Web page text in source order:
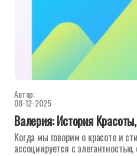
Автор:
08-12-2025
Валерия: История
Когда мы говорим о красоте и
ассоциируется с